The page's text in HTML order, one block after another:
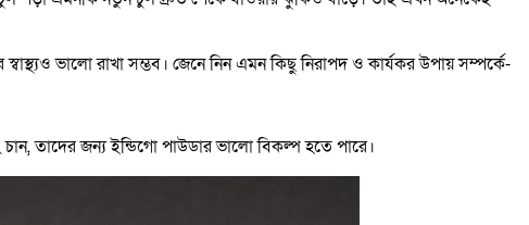
ভালো রাখা সম্ভব। জেনে নিন এমন কিছু নিরাপদ ও কার্যকর উপায় সম্পর্কে-
তাদের জন্য ইন্ডিগো পাউডার ভালো বিকল্প হতে পারে।